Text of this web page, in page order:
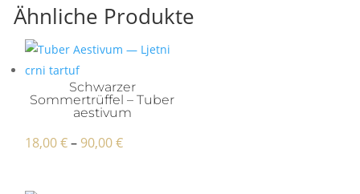
Ähnliche Produkte
Schwarzer
Sommertrüffel – Tuber
aestivum
18,00€– 90,00€Preisspanne: